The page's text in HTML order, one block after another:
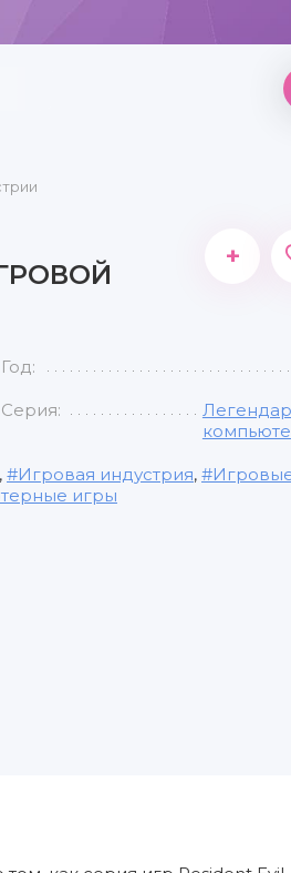
+
Год:
Серия:
, Игровая индустрия,
игры